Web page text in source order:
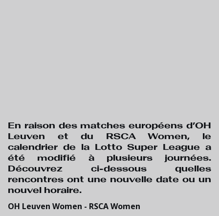
En raison des matches européens d’OH
Leuven et du RSCA Women, le
calendrier de la Lotto Super League a
été modifié à plusieurs journées.
Découvrez ci-dessous quelles
rencontres ont une nouvelle date ou un
nouvel horaire.
OH Leuven Women - RSCA Women